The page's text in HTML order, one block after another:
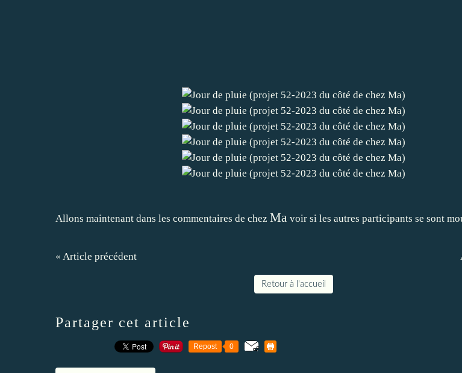
Allons maintenant dans les commentaires de chez Ma voir si les autres participants se sont
« Article précédent
Retour à l'accueil
Partager cet article
Repost 0